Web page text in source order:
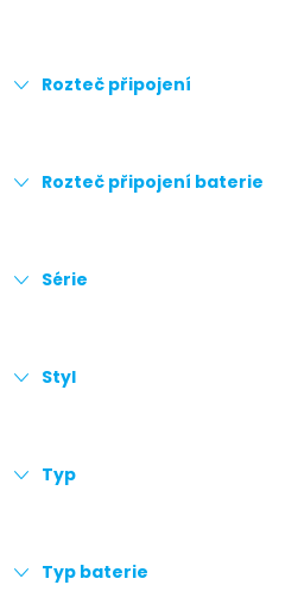
Rozteč připojení
Rozteč připojení baterie
Série
Styl
Typ
Typ baterie